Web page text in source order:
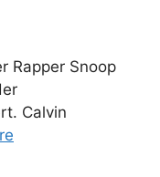
Rapper Snoop
Calvin